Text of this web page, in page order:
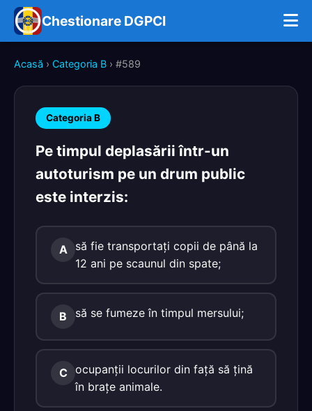
Chestionare DGPCI
Acasă › Categoria B › #589
Categoria B
Pe timpul deplasării într-un
autoturism pe un drum public
este interzis:
A
să fie transportaţi copii de până la
12 ani pe scaunul din spate;
B să se fumeze în timpul mersului;
C ocupanţii locurilor din faţă să ţină
în braţe animale.